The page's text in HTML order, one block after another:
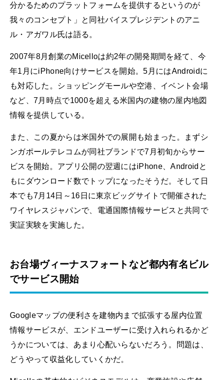
分かるためのプラットフォームを提供するというのが
我々のコンセプト」と同社バイスプレジデントのアニ
ル・アガワル氏は語る。
2007年8月創業のMicelloは約2年の開発期間を経て、今
年1月にiPhone向けサービスを開始。5月にはAndroidに
も対応した。ショッピングモールや空港、イベント会場
など、7月時点で1000を超える米国内の建物の屋内地図
情報を提供している。
また、この夏からは米国外での展開も始まった。まずシ
ンガポールテレコムが同社ブランドで7月初旬からサー
ビスを開始。アプリ公開の翌週にはiPhone、Androidと
もにダウンロード数でトップになったそうだ。そして日
本でも7月14日～16日に東京ビッグサイトで開催された
ワイヤレスジャパンで、電通国際情報サービスと共同で
実証実験を実施した。
お台場ヴィーナスフォートなど都内有名ビル
でサービス開始
Googleマップの便利さを建物内まで拡張する屋内位置
情報サービスが、エンドユーザーに受け入れられるかど
うかについては、あまり心配いらないだろう。問題は、
どうやって収益化していくかだ。